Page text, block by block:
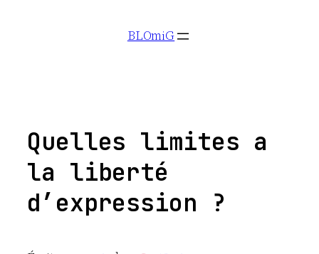
BLOmiG
Quelles limites a
la liberté
d’expression ?